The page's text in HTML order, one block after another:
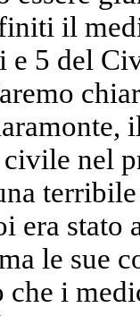
il
5 del
nel
era stato
le sue
i